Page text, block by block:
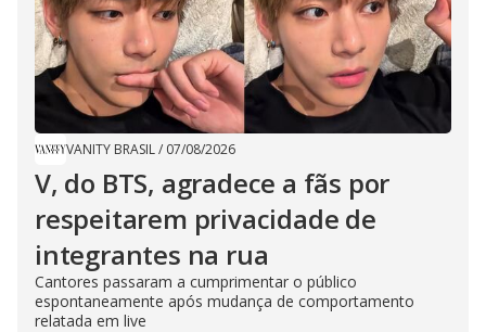
VANITY BRASIL/ 07/08/2026
V, do BTS, agradece a fãs por
respeitarem privacidade de
integrantes na rua
Cantores passaram a cumprimentar o público
espontaneamente após mudança de comportamento
relatada em live